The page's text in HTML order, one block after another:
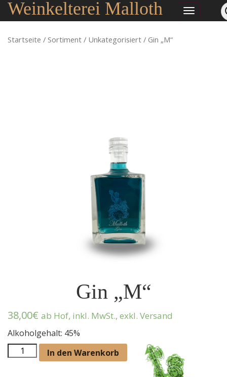
Weinkelterei Malloth
Startseite / Sortiment / Unkategorisiert / Gin „M“
Gin „M“
38,00€ ab Hof, inkl. MwSt., exkl. Versand
Alkoholgehalt: 45%
"M"
In den Warenkorb